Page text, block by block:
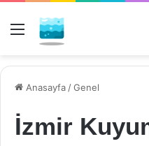
Menü
Anasayfa /Genel
İzmir